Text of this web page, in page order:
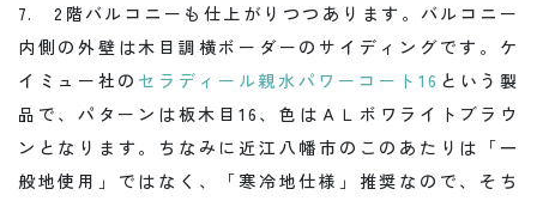
7. 2階バルコニーも仕上がりつつあります。バルコニー
内側の外壁は木目調横ボーダーのサイディングです。ケ
イミュー社の セラディール親水パワーコート16 という製
品で、パターンは板木目16、色はＡＬボワライトブラウ
ンとなります。ちなみに近江八幡市のこのあたりは「一
般地使用」ではなく、「寒冷地仕様」推奨なので、そち